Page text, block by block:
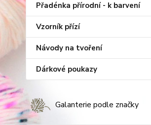
Přadénka přírodní - k barvení
Vzorník přízí
Návody na tvoření
Dárkové poukazy
Galanterie podle značky